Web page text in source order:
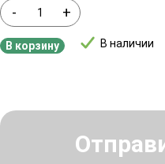
- +
В наличии
В корзину